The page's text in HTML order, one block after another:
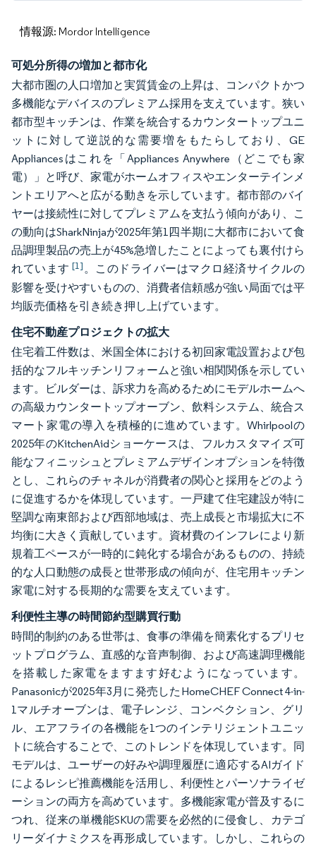
情報源: Mordor Intelligence
可処分所得の増加と都市化
大都市圏の人口増加と実質賃金の上昇は、コンパクトかつ
多機能なデバイスのプレミアム採用を支えています。狭い
都市型キッチンは、作業を統合するカウンタートップユニ
ットに対して逆説的な需要増をもたらしており、GE
Appliancesはこれを「Appliances Anywhere（どこでも家
電）」と呼び、家電がホームオフィスやエンターテインメ
ントエリアへと広がる動きを示しています。都市部のバイ
ヤーは接続性に対してプレミアムを支払う傾向があり、こ
の動向はSharkNinjaが2025年第1四半期に大都市において食
品調理製品の売上が45%急増したことによっても裏付けら
れています[1]。このドライバーはマクロ経済サイクルの
影響を受けやすいものの、消費者信頼感が強い局面では平
均販売価格を引き続き押し上げています。
住宅不動産プロジェクトの拡大
住宅着工件数は、米国全体における初回家電設置および包
括的なフルキッチンリフォームと強い相関関係を示してい
ます。ビルダーは、訴求力を高めるためにモデルホームへ
の高級カウンタートップオーブン、飲料システム、統合ス
マート家電の導入を積極的に進めています。Whirlpoolの
2025年のKitchenAidショーケースは、フルカスタマイズ可
能なフィニッシュとプレミアムデザインオプションを特徴
とし、これらのチャネルが消費者の関心と採用をどのよう
に促進するかを体現しています。一戸建て住宅建設が特に
堅調な南東部および西部地域は、売上成長と市場拡大に不
均衡に大きく貢献しています。資材費のインフレにより新
規着工ペースが一時的に鈍化する場合があるものの、持続
的な人口動態の成長と世帯形成の傾向が、住宅用キッチン
家電に対する長期的な需要を支えています。
利便性主導の時間節約型購買行動
時間的制約のある世帯は、食事の準備を簡素化するプリセ
ットプログラム、直感的な音声制御、および高速調理機能
を搭載した家電をますます好むようになっています。
Panasonicが2025年3月に発売したHomeCHEF Connect 4-in-
1マルチオーブンは、電子レンジ、コンベクション、グリ
ル、エアフライの各機能を1つのインテリジェントユニッ
トに統合することで、このトレンドを体現しています。同
モデルは、ユーザーの好みや調理履歴に適応するAIガイド
によるレシピ推薦機能を活用し、利便性とパーソナライゼ
ーションの両方を高めています。多機能家電が普及するに
つれ、従来の単機能SKUの需要を必然的に侵食し、カテゴ
リーダイナミクスを再形成しています。しかし、これらの